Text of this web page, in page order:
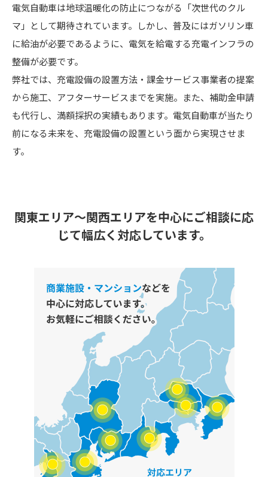
電気自動車は地球温暖化の防止につながる「次世代のクル
マ」として期待されています。しかし、普及にはガソリン車
に給油が必要であるように、電気を給電する充電インフラの
整備が必要です。
弊社では、充電設備の設置方法・課金サービス事業者の提案
から施工、アフターサービスまでを実施。また、補助金申請
も代行し、満額採択の実績もあります。電気自動車が当たり
前になる未来を、充電設備の設置という面から実現させま
す。
関東エリア～関西エリアを中心にご相談に応
じて幅広く対応しています。